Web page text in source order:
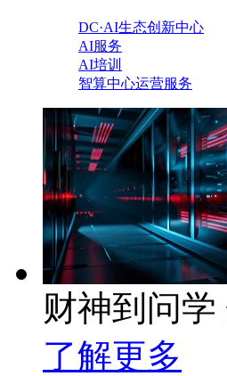
DC·AI生态创新中心
AI服务
AI培训
智算中心运营服务
财神到问学
了解更多